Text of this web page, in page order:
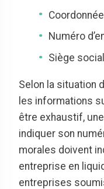
Numéro
Siège social
Selon la situation
les informations
être exhaustif,
indiquer son
morales doivent
entreprise en
entreprises